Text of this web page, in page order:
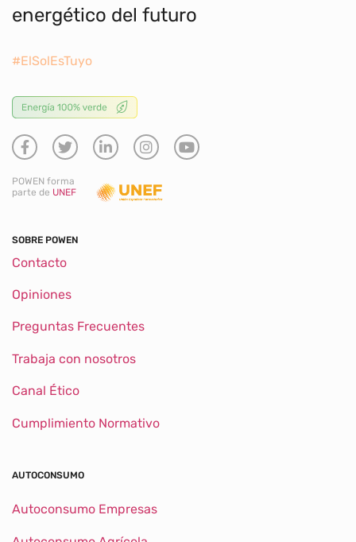
energético del futuro
#ElSolEsTuyo
POWEN forma
parte de UNEF
SOBRE POWEN
Contacto
Opiniones
Preguntas Frecuentes
Trabaja con nosotros
Canal Ético
Cumplimiento Normativo
AUTOCONSUMO
Autoconsumo Empresas